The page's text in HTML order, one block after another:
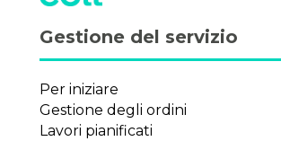
Gestione del servizio
Per iniziare
Gestione degli ordini
Lavori pianificati